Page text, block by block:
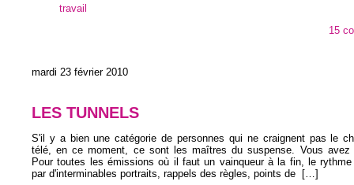
travail
15
mardi 23 février 2010
LES TUNNELS
S'il y a bien une catégorie de personnes qui ne craignent pas le
télé, en ce moment, ce sont les maîtres du suspense. Vous avez
Pour toutes les émissions où il faut un vainqueur à la fin, le
par d'interminables portraits, rappels des règles, points de […]